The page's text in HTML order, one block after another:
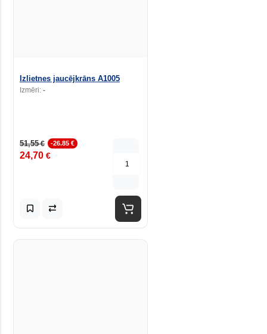
Izlietnes jaucējkrāns A1005
Izmēri: -
51,55€ -26.85 €
24,70 €